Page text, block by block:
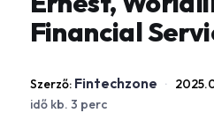
Financial
Szerző: Fintechzone ·
idő kb. 3 perc